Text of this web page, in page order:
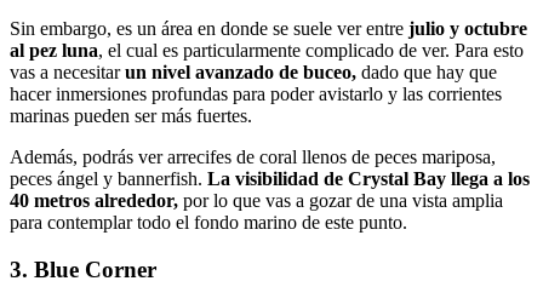
Sin embargo, es un área en donde se suele ver entre julio y octubre
al pez luna, el cual es particularmente complicado de ver. Para esto
vas a necesitarun nivel avanzado de buceo, dado que hay que
hacer inmersiones profundas para poder avistarlo y las corrientes
marinas pueden ser más fuertes.
Además, podrás ver arrecifes de coral llenos de peces mariposa,
peces ángel y bannerfish. La visibilidad de Crystal Bay llega a los
40 metros alrededor, por lo que vas a gozar de una vista amplia
para contemplar todo el fondo marino de este punto.
3. Blue Corner